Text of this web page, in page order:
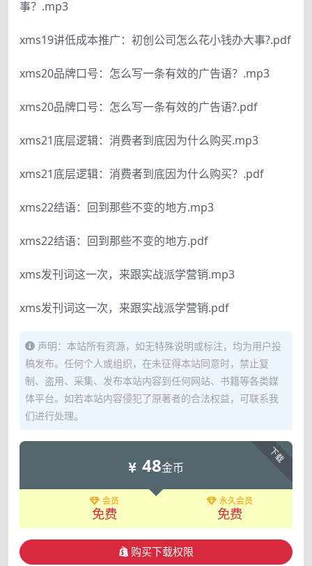
事？.mp3
xms19讲低成本推广：初创公司怎么花小钱办大事?.pdf
xms20品牌口号：怎么写一条有效的广告语？.mp3
xms20品牌口号：怎么写一条有效的广告语?.pdf
xms21底层逻辑：消费者到底因为什么购买.mp3
xms21底层逻辑：消费者到底因为什么购买？.pdf
xms22结语：回到那些不变的地方.mp3
xms22结语：回到那些不变的地方.pdf
xms发刊词这一次，来跟实战派学营销.mp3
xms发刊词这一次，来跟实战派学营销.pdf
声明：本站所有资源，如无特殊说明或标注，均为用户投
稿发布。任何个人或组织，在未征得本站同意时，禁止复
制、盗用、采集、发布本站内容到任何网站、书籍等各类媒
体平台。如若本站内容侵犯了原著者的合法权益，可联系我
们进行处理。
下载
48金币
会员
免费
永久会员
免费
购买下载权限